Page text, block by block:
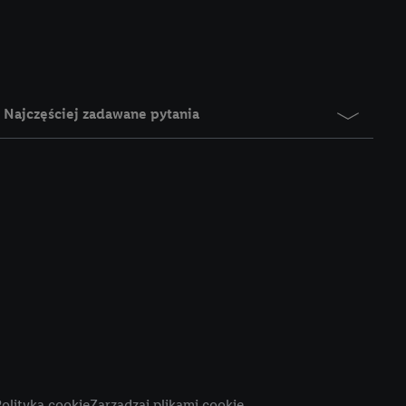
Najczęściej zadawane pytania
jednym z wyżej
możemy
rozpoznać
W tym celu
adres e-
adresu IP. Jeśli
użyciu adresu IP i
usług Lidl. W
Zgodę na
celów marketingu